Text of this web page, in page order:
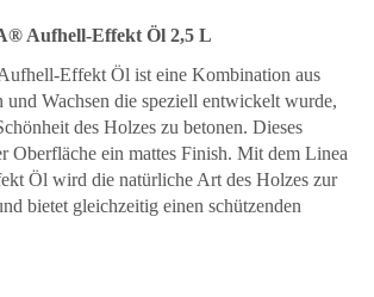
Aufhell-Effekt Öl 2,5 L
Effekt Öl ist eine Kombination aus
und Wachsen die speziell entwickelt wurde,
des Holzes zu betonen. Dieses
Oberfläche ein mattes Finish. Mit dem Linea
Öl wird die natürliche Art des Holzes zur
bietet gleichzeitig einen schützenden